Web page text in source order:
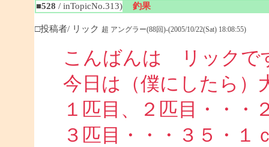
■528 / inTopicNo.313) 釣果
□投稿者/ リック 超 アングラー(88回)-(2005/10/22(Sat) 18:08:55)
こんばんは リックで
今日は（僕にしたら）
１匹目、２匹目・・・
３匹目・・・３５・１